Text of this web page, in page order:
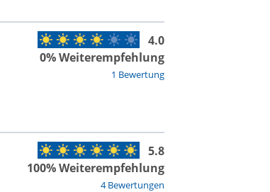
1 Bewertung
4.0
0% Weiterempfehlung
4 Bewertungen
5.8
100% Weiterempfehlung